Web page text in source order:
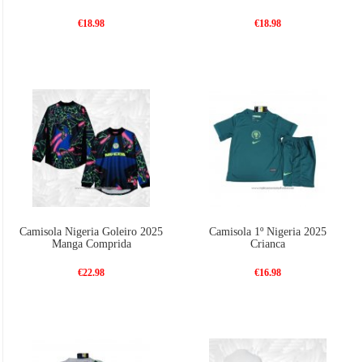
€18.98 €18.98
Camisola Nigeria Goleiro 2025
Manga Comprida
€22.98
Camisola 1º Nigeria 2025
Crianca
€16.98